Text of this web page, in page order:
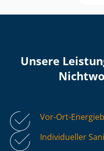
Unsere
Vor-Ort-
Individueller